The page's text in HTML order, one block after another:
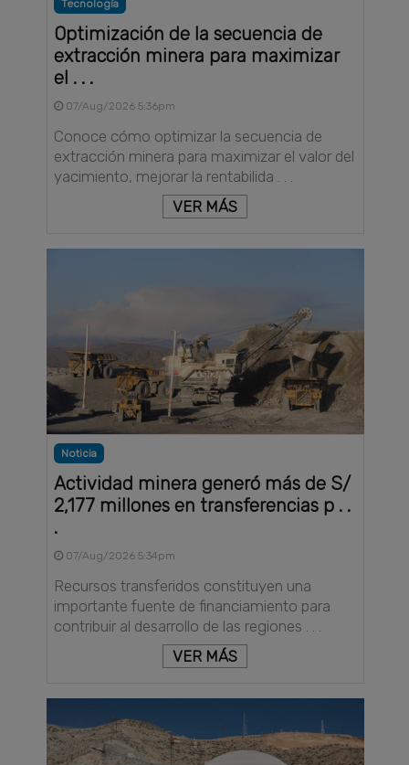
Tecnología
Optimización de la secuencia de
extracción minera para maximizar
el . . .
07/Aug/2026 5:36pm
Conoce cómo optimizar la secuencia de
extracción minera para maximizar el valor del
yacimiento, mejorar la rentabilida . . .
VER MÁS
Noticia
Actividad minera generó más de S/
2,177 millones en transferencias p . .
.
07/Aug/2026 5:34pm
Recursos transferidos constituyen una
importante fuente de financiamiento para
contribuir al desarrollo de las regiones . . .
VER MÁS